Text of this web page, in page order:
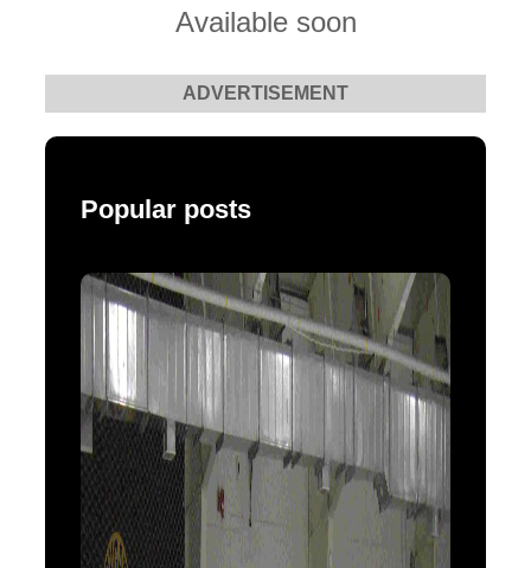
Available soon
ADVERTISEMENT
Popular posts